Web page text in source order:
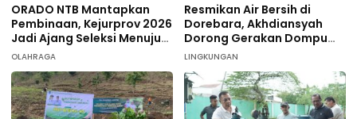
ORADO NTB Mantapkan
Pembinaan, Kejurprov 2026
Jadi Ajang Seleksi Menuju
Nasional
OLAHRAGA
Resmikan Air Bersih di
Dorebara, Akhdiansyah
Dorong Gerakan Dompu
Hijau
LINGKUNGAN